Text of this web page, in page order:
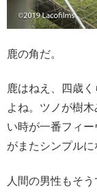
鹿の角だ。
鹿はねえ、四歳
よね。ツノが樹
い時が一番フィ
がまたシンプルに
人間の男性もそう